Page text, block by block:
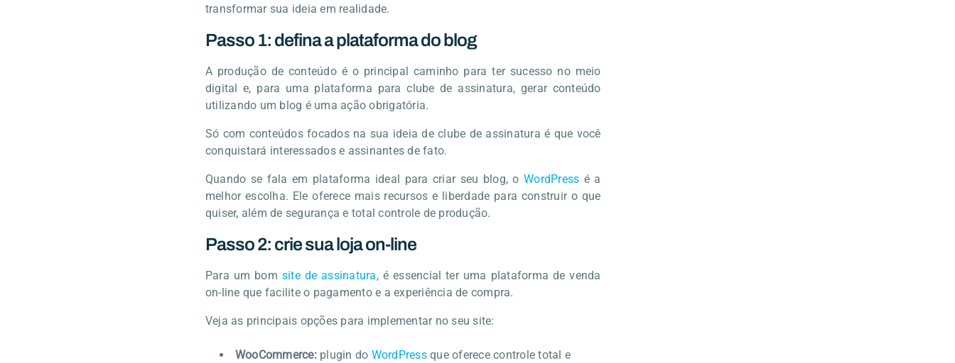
transformar sua ideia em realidade.
Passo 1: defina a plataforma do blog
A produção de conteúdo é o principal caminho para ter sucesso no meio
digital e, para uma plataforma para clube de assinatura, gerar conteúdo
utilizando um blog é uma ação obrigatória.
Só com conteúdos focados na sua ideia de clube de assinatura é que você
conquistará interessados e assinantes de fato.
Quando se fala em plataforma ideal para criar seu blog, oWordPress é a
melhor escolha. Ele oferece mais recursos e liberdade para construir o que
quiser, além de segurança e total controle de produção.
Passo 2: crie sua loja on-line
Para um bom site de assinatura, é essencial ter uma plataforma de venda
on-line que facilite o pagamento e a experiência de compra.
Veja as principais opções para implementar no seu site:
WooCommerce:plugin do WordPressque oferece controle total e